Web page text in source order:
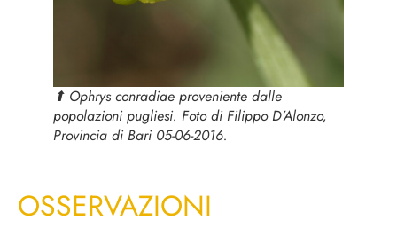
⬆︎ Ophrys conradiae proveniente dalle
popolazioni pugliesi. Foto di Filippo D’Alonzo,
Provincia di Bari 05-06-2016.
OSSERVAZIONI